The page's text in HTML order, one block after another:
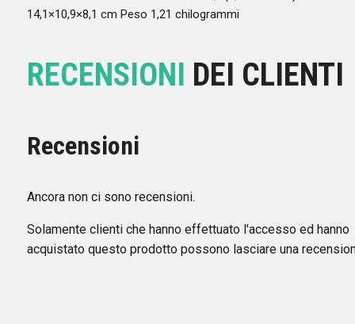
14,1×10,9×8,1 cm Peso 1,21 chilogrammi
RECENSIONI DEI CLIENTI
Recensioni
Ancora non ci sono recensioni.
Solamente clienti che hanno effettuato l'accesso ed hanno
acquistato questo prodotto possono lasciare una